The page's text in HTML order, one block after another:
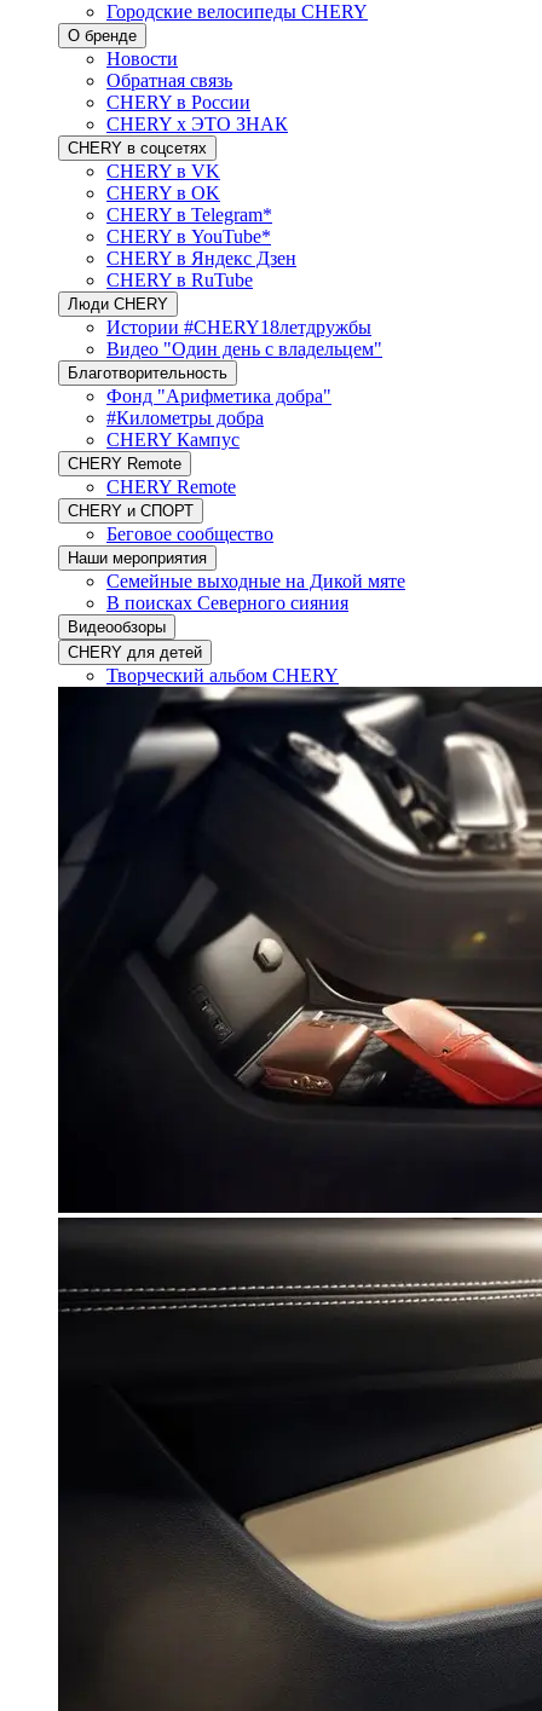
Городские велосипеды CHERY
О бренде
Новости
Обратная связь
CHERY в России
CHERY x ЭТО ЗНАК
CHERY в соцсетях
CHERY в VK
CHERY в OK
CHERY в Telegram*
CHERY в YouTube*
CHERY в Яндекс Дзен
CHERY в RuTube
Люди CHERY
Истории #CHERY18летдружбы
Видео "Один день с владельцем"
Благотворительность
Фонд "Арифметика добра"
#Километры добра
CHERY Кампус
CHERY Remote
CHERY Remote
CHERY и СПОРТ
Беговое сообщество
Наши мероприятия
Семейные выходные на Дикой мяте
В поисках Северного сияния
Видеообзоры
CHERY для детей
Творческий альбом CHERY